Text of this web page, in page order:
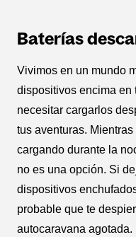
Baterías
Vivimos en un mundo
dispositivos encima en
necesitar cargarlos
tus aventuras.
cargando durante la
no es una opción. Si
dispositivos
probable que te
autocaravana agotada.